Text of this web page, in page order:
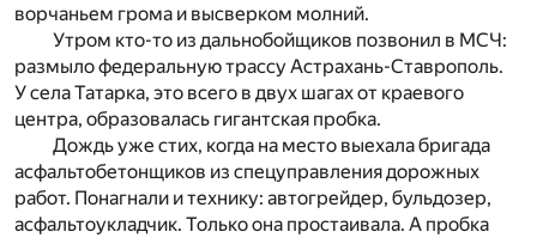
ворчаньем грома и высверком молний.
Утром кто-то из дальнобойщиков позвонил в МСЧ:
размыло федеральную трассу Астрахань-Ставрополь.
У села Татарка, это всего в двух шагах от краевого
центра, образовалась гигантская пробка.
Дождь уже стих, когда на место выехала бригада
асфальтобетонщиков из спецуправления дорожных
работ. Понагнали и технику: автогрейдер, бульдозер,
асфальтоукладчик. Только она простаивала. А пробка